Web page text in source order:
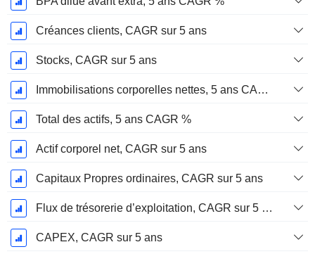
Créances clients, CAGR sur 5 ans
Stocks, CAGR sur 5 ans
Immobilisations corporelles nettes, 5 ans CAGR %
Total des actifs, 5 ans CAGR %
Actif corporel net, CAGR sur 5 ans
Capitaux Propres ordinaires, CAGR sur 5 ans
Flux de trésorerie d’exploitation, CAGR sur 5 ans
CAPEX, CAGR sur 5 ans